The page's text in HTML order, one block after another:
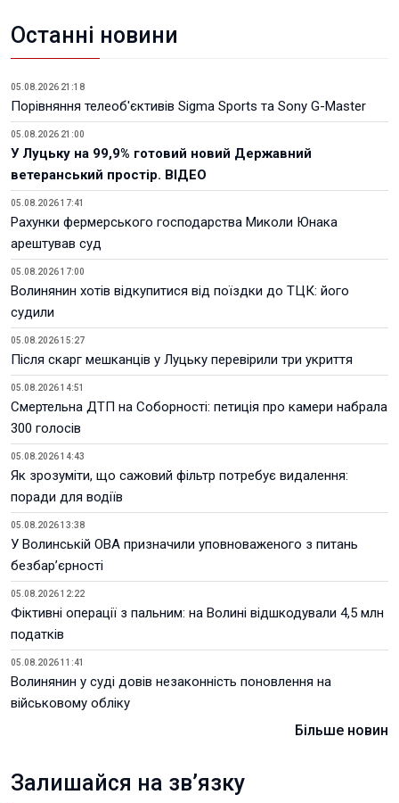
Останні новини
05.08.2026 21:18
Порівняння телеоб'єктивів Sigma Sports та Sony G-Master
05.08.2026 21:00
У Луцьку на 99,9% готовий новий Державний
ветеранський простір. ВІДЕО
05.08.2026 17:41
Рахунки фермерського господарства Миколи Юнака
арештував суд
05.08.2026 17:00
Волинянин хотів відкупитися від поїздки до ТЦК: його
судили
05.08.2026 15:27
Після скарг мешканців у Луцьку перевірили три укриття
05.08.2026 14:51
Смертельна ДТП на Соборності: петиція про камери набрала
300 голосів
05.08.2026 14:43
Як зрозуміти, що сажовий фільтр потребує видалення:
поради для водіїв
05.08.2026 13:38
У Волинській ОВА призначили уповноваженого з питань
безбар’єрності
05.08.2026 12:22
Фіктивні операції з пальним: на Волині відшкодували 4,5 млн
податків
05.08.2026 11:41
Волинянин у суді довів незаконність поновлення на
військовому обліку
Більше новин
Залишайся на зв’язку